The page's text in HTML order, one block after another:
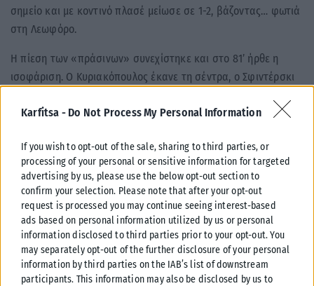
Karfitsa - Do Not Process My Personal Information
If you wish to opt-out of the sale, sharing to third parties, or
processing of your personal or sensitive information for targeted
advertising by us, please use the below opt-out section to
confirm your selection. Please note that after your opt-out
request is processed you may continue seeing interest-based
ads based on personal information utilized by us or personal
information disclosed to third parties prior to your opt-out. You
may separately opt-out of the further disclosure of your personal
information by third parties on the IAB’s list of downstream
participants. This information may also be disclosed by us to
σημείο και με κοντινό πλασέ μείωσε σε 1-2, βάζοντας… φωτιά
στη Λεωφόρο.
Η πίεση των «πράσινων» συνεχίστηκε και στο 81’ ήρθε η
ισοφάριση. Ο Κυριακόπουλος έκανε τη σέντρα, ο Σφιντέρσκι
ο Ταμπόρδα πήρε το «ριμπάουντ» και διαμόρφωσε το τελικό
Ακυρωμένο γκολ, ένταση και δραματικό
φινάλε
Ο ΠΑΟΚ είχε τη δική του μεγάλη στιγμή στο 72’, όταν ο
Κωνσταντέλιας έστειλε την μπάλα στα δίχτυα σε αντεπίθεση,
όμως έπειτα από παρέμβαση του VAR το γκολ ακυρώθηκε για
επιθετικό φάουλ στην αρχή της φάσης.